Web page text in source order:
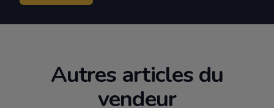
Autres articles du
vendeur